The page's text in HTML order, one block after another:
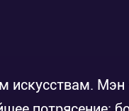
искусствам. Мэн